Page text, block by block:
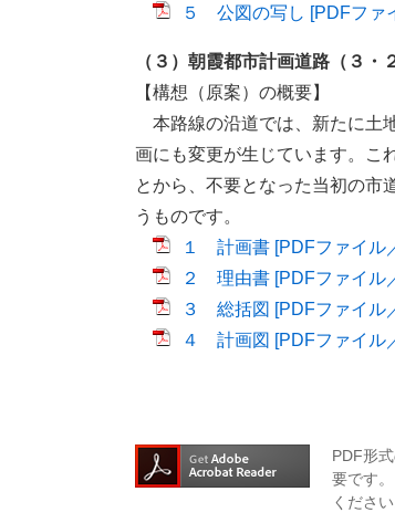
５ 公図の写し [PDFファ
（３）朝霞都市計画道路（３
【構想（原案）の概要】
本路線の沿道では、新たに土
画にも変更が生じています。こ
とから、不要となった当初の市
うものです。
１ 計画書 [PDFファイル
２ 理由書 [PDFファイル
３ 総括図 [PDFファイル
４ 計画図 [PDFファイル
PDF形
要です。
くださ